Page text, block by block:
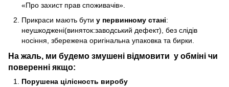
«Про захист прав споживачів».
Прикраси мають бути у первинному стані:
неушкоджені(виняток:заводський дефект), без слідів
носіння, збережена оригінальна упаковка та бирки.
На жаль, ми будемо змушені відмовити у обміні чи
поверенні якщо:
Порушена цілісность виробу